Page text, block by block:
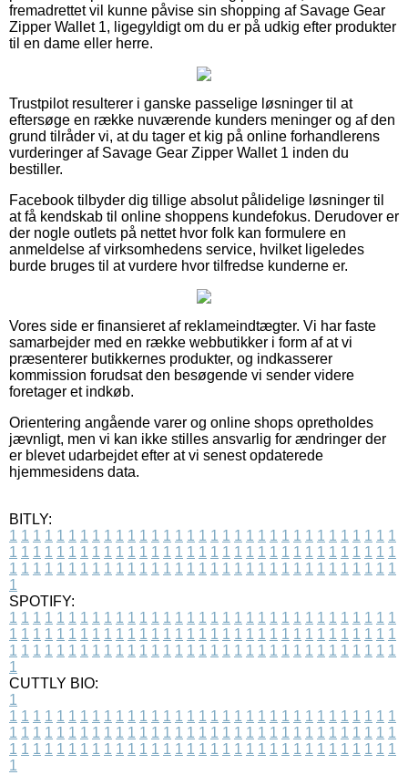
fremadrettet vil kunne påvise sin shopping af Savage Gear
Zipper Wallet 1, ligegyldigt om du er på udkig efter produkter
til en dame eller herre.
Trustpilot resulterer i ganske passelige løsninger til at
eftersøge en række nuværende kunders meninger og af den
grund tilråder vi, at du tager et kig på online forhandlerens
vurderinger af Savage Gear Zipper Wallet 1 inden du
bestiller.
Facebook tilbyder dig tillige absolut pålidelige løsninger til
at få kendskab til online shoppens kundefokus. Derudover er
der nogle outlets på nettet hvor folk kan formulere en
anmeldelse af virksomhedens service, hvilket ligeledes
burde bruges til at vurdere hvor tilfredse kunderne er.
Vores side er finansieret af reklameindtægter. Vi har faste
samarbejder med en række webbutikker i form af at vi
præsenterer butikkernes produkter, og indkasserer
kommission forudsat den besøgende vi sender videre
foretager et indkøb.
Orientering angående varer og online shops opretholdes
jævnligt, men vi kan ikke stilles ansvarlig for ændringer der
er blevet udarbejdet efter at vi senest opdaterede
hjemmesidens data.
BITLY:
1 1 1 1 1 1 1 1 1 1 1 1 1 1 1 1 1 1 1 1 1 1 1 1 1 1 1 1 1 1 1 1 1
1 1 1 1 1 1 1 1 1 1 1 1 1 1 1 1 1 1 1 1 1 1 1 1 1 1 1 1 1 1 1 1 1
1 1 1 1 1 1 1 1 1 1 1 1 1 1 1 1 1 1 1 1 1 1 1 1 1 1 1 1 1 1 1 1 1
1
SPOTIFY:
1 1 1 1 1 1 1 1 1 1 1 1 1 1 1 1 1 1 1 1 1 1 1 1 1 1 1 1 1 1 1 1 1
1 1 1 1 1 1 1 1 1 1 1 1 1 1 1 1 1 1 1 1 1 1 1 1 1 1 1 1 1 1 1 1 1
1 1 1 1 1 1 1 1 1 1 1 1 1 1 1 1 1 1 1 1 1 1 1 1 1 1 1 1 1 1 1 1 1
1
CUTTLY BIO:
1
1 1 1 1 1 1 1 1 1 1 1 1 1 1 1 1 1 1 1 1 1 1 1 1 1 1 1 1 1 1 1 1 1
1 1 1 1 1 1 1 1 1 1 1 1 1 1 1 1 1 1 1 1 1 1 1 1 1 1 1 1 1 1 1 1 1
1 1 1 1 1 1 1 1 1 1 1 1 1 1 1 1 1 1 1 1 1 1 1 1 1 1 1 1 1 1 1 1 1
1